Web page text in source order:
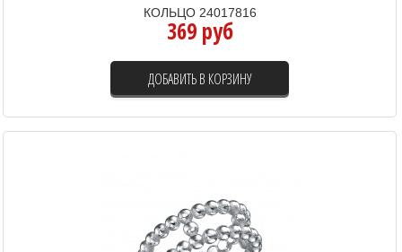
КОЛЬЦО 24017816
369 руб
ДОБАВИТЬ В КОРЗИНУ